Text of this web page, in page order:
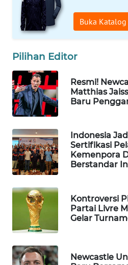
Buka Katalog
Pilihan Editor
Resmi!
Matthias
Baru
Indonesia
Sertifikasi
Kemenpora
Berstandar
Kontroversi
Partai Livre
Gelar
Newcastle
WAHANA
TANI
WAHANA
ADVOKAT
WAHANA
INFRASTRUKTUR
WAHANA
KONSUMEN
WAHANA
LISTRIK
WAHANA
TRAVEL
TV